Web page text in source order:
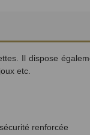
Il dispose
etc.
renforcée